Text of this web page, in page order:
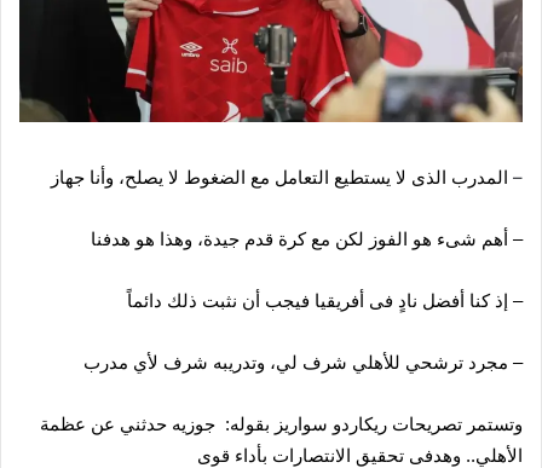
– المدرب الذى لا يستطيع التعامل مع الضغوط لا يصلح، وأنا جهاز
– أهم شىء هو الفوز لكن مع كرة قدم جيدة، وهذا هو هدفنا
– إذ كنا أفضل نادٍ فى أفريقيا فيجب أن نثبت ذلك دائماً
– مجرد ترشحي للأهلي شرف لي، وتدريبه شرف لأي مدرب
وتستمر تصريحات ريكاردو سواريز بقوله: جوزيه حدثني عن عظمة
الأهلي.. وهدفى تحقيق الانتصارات بأداء قوى